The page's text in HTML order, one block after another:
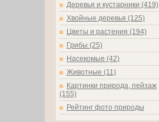
Деревья и кустарники (419)
Хвойные деревья (125)
Цветы и растения (194)
Грибы (25)
Насекомые (42)
Животные (11)
Картинки природа, пейзаж
(155)
Рейтинг фото природы